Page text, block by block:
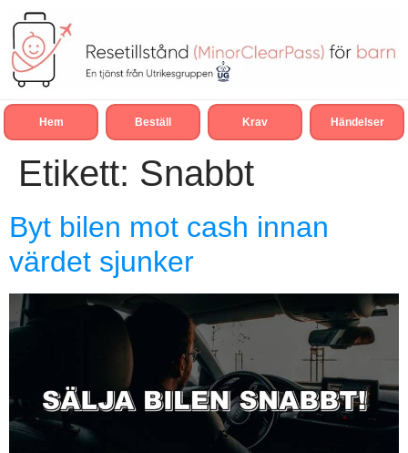
Hem Beställ Krav Händelser
Etikett: Snabbt
Byt bilen mot cash innan
värdet sjunker